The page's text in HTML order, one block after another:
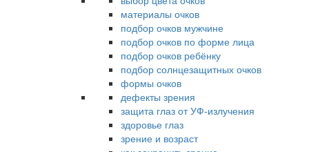
материалы очков
подбор очков мужчине
подбор очков по форме лица
подбор очков ребёнку
подбор солнцезащитных очков
формы очков
дефекты зрения
защита глаз от УФ-излучения
здоровье глаз
зрение и возраст